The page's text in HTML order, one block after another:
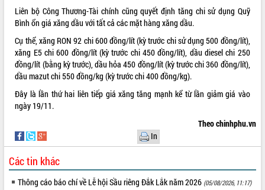
Liên bộ Công Thương-Tài chính cũng quyết định tăng chi sử dụng Quỹ
Bình ổn giá xăng dầu với tất cả các mặt hàng xăng dầu.
Cụ thể, xăng RON 92 chi 600 đồng/lít (kỳ trước chi sử dụng 500 đồng/lít),
xăng E5 chi 600 đồng/lít (kỳ trước chi 450 đồng/lít), dầu diesel chi 250
đồng/lít (bằng kỳ trước), dầu hỏa 450 đồng/lít (kỳ trước chi 360 đồng/lít),
dầu mazut chi 550 đồng/kg (kỳ trước chi 400 đồng/kg).
Đây là lần thứ hai liên tiếp giá xăng tăng mạnh kể từ lần giảm giá vào
ngày 19/11.
Theo chinhphu.vn
In
Các tin khác
Thông cáo báo chí về Lễ hội Sầu riêng Đắk Lắk năm 2026 (05/08/2026, 11:17)